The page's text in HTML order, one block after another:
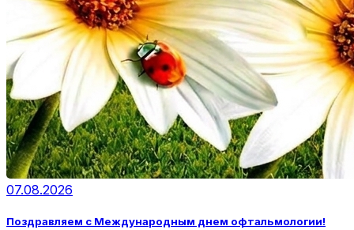
07.08.2026
Поздравляем с Международным днем офтальмологии!